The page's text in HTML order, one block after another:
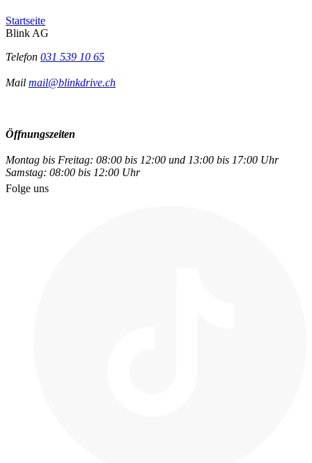
Startseite
Blink AG
Telefon 031 539 10 65
Mail mail@blinkdrive.ch
Öffnungszeiten
Montag bis Freitag: 08:00 bis 12:00 und 13:00 bis 17:00 Uhr
Samstag: 08:00 bis 12:00 Uhr
Folge uns